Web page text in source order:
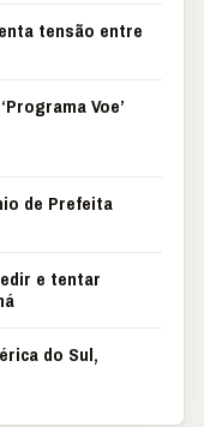
tensão entre
Voe’
de Prefeita
e tentar
do Sul,